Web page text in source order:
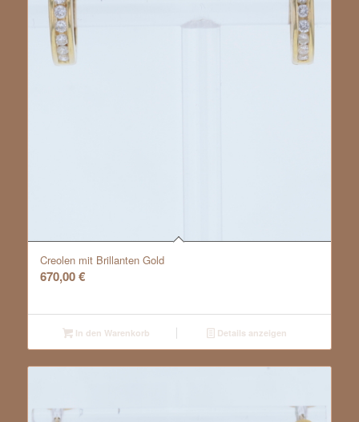
Creolen mit Brillanten Gold
670,00€
In den Warenkorb Details anzeigen